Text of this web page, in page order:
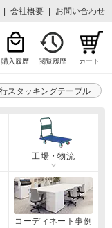
会社概要 お問い合わせ
購入履歴 閲覧履歴 カート
スタッキングテーブル
工場・物流
コーディネート事例